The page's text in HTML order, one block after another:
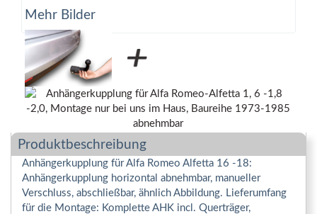
Mehr Bilder
Produktbeschreibung
Anhängerkupplung für Alfa Romeo Alfetta 16 -18:
Anhängerkupplung horizontal abnehmbar, manueller
Verschluss, abschließbar, ähnlich Abbildung. Lieferumfang
für die Montage: Komplette AHK incl. Querträger,